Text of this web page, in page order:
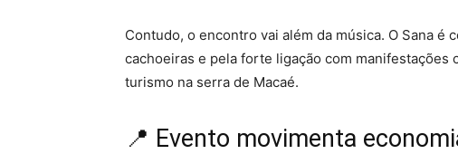
Contudo, o encontro vai além da música. O Sana é
cachoeiras e pela forte ligação com
turismo na serra de Macaé.
📍 Evento movimenta